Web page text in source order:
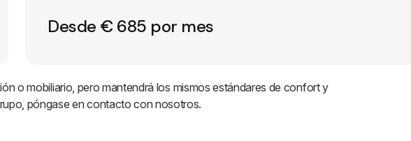
Desde € 685 por mes
o mobiliario, pero mantendrá los mismos estándares de confort y
póngase en contacto con nosotros.